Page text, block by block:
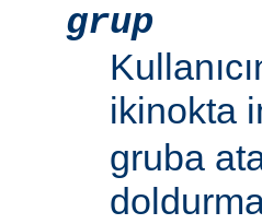
grup
ikinokta
gruba